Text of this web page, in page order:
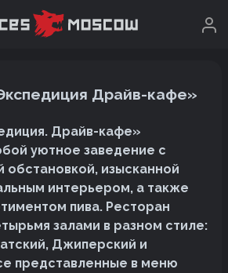
Драйв-кафе»
Драйв-кафе»
уютное заведение с
изысканной
интерьером, а также
пива. Ресторан
залами в разном стиле:
Джиперский и
представленные в меню